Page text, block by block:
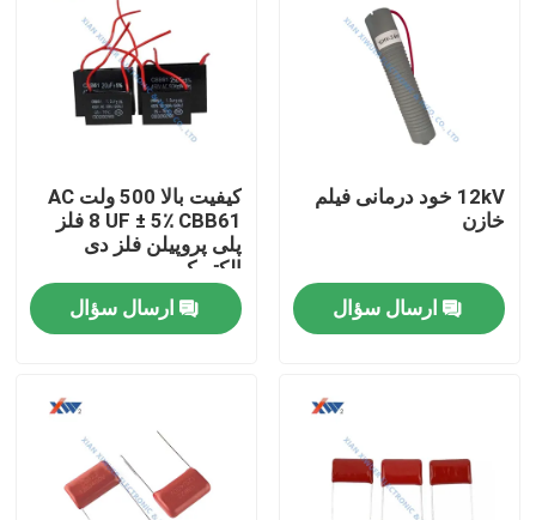
صفحه اصلی
نمایش VR
12kV خود درمانی فیلم
خازن
ارسال سؤال
کیفیت بالا 500 ولت AC
8 UF ± 5٪ CBB61 فلز
پلی پروپیلن فلز دی
الکتریک
ارسال سؤال